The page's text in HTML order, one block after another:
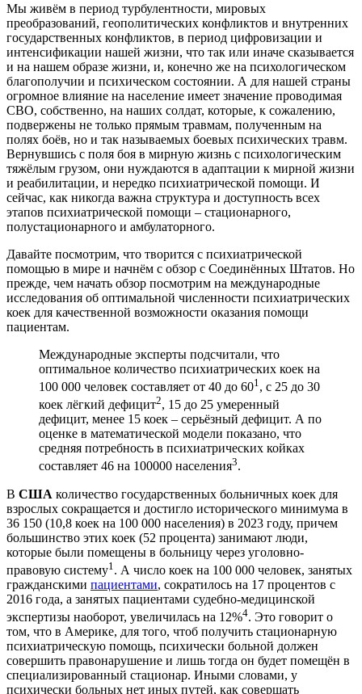
Мы живём в период турбулентности, мировых
преобразований, геополитических конфликтов и внутренних
государственных конфликтов, в период цифровизации и
интенсификации нашей жизни, что так или иначе сказывается
и на нашем образе жизни, и, конечно же на психологическом
благополучии и психическом состоянии. А для нашей страны
огромное влияние на население имеет значение проводимая
СВО, собственно, на наших солдат, которые, к сожалению,
подвержены не только прямым травмам, полученным на
полях боёв, но и так называемых боевых психических травм.
Вернувшись с поля боя в мирную жизнь с психологическим
тяжёлым грузом, они нуждаются в адаптации к мирной жизни
и реабилитации, и нередко психиатрической помощи. И
сейчас, как никогда важна структура и доступность всех
этапов психиатрической помощи – стационарного,
полустационарного и амбулаторного.
Давайте посмотрим, что творится с психиатрической
помощью в мире и начнём с обзор с Соединённых Штатов. Но
прежде, чем начать обзор посмотрим на международные
исследования об оптимальной численности психиатрических
коек для качественной возможности оказания помощи
пациентам.
Международные эксперты подсчитали, что
оптимальное количество психиатрических коек на
100 000 человек составляет от 40 до 601 , с 25 до 30
коек лёгкий дефицит2, 15 до 25 умеренный
дефицит, менее 15 коек – серьёзный дефицит. А по
оценке в математической модели показано, что
средняя потребность в психиатрических койках
составляет 46 на 100000 населения3.
В США количество государственных больничных коек для
взрослых сокращается и достигло исторического минимума в
36 150 (10,8 коек на 100 000 населения) в 2023 году, причем
большинство этих коек (52 процента) занимают люди,
которые были помещены в больницу через уголовно-
правовую систему1 . А число коек на 100 000 человек, занятых
гражданскими пациентами, сократилось на 17 процентов с
2016 года, а занятых пациентами судебно-медицинской
экспертизы наоборот, увеличилась на 12%4. Это говорит о
том, что в Америке, для того, чтоб получить стационарную
психиатрическую помощь, психически больной должен
совершить правонарушение и лишь тогда он будет помещён в
специализированный стационар. Иными словами, у
психически больных нет иных путей, как совершать